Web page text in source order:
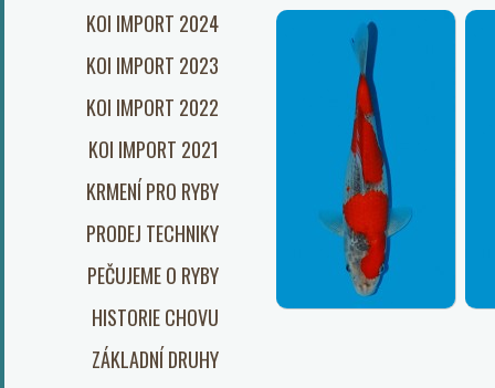
KOI IMPORT 2024
KOI IMPORT 2023
KOI IMPORT 2022
KOI IMPORT 2021
KRMENÍ PRO RYBY
PRODEJ TECHNIKY
PEČUJEME O RYBY
HISTORIE CHOVU
ZÁKLADNÍ DRUHY